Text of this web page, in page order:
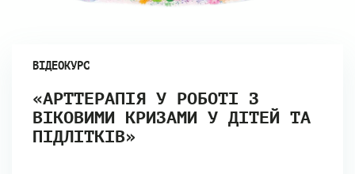
ВІДЕОКУРС
«АРТТЕРАПІЯ У РОБОТІ З
ВІКОВИМИ КРИЗАМИ У ДІТЕЙ ТА
ПІДЛІТКІВ»